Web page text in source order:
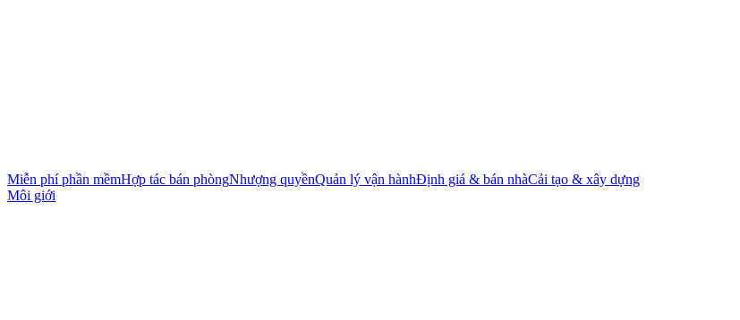
Miễn phí phần mềmHợp tác bán phòngNhượng quyềnQuản lý vận hànhĐịnh giá & bán nhàCải tạo & xây dựng
Môi giới